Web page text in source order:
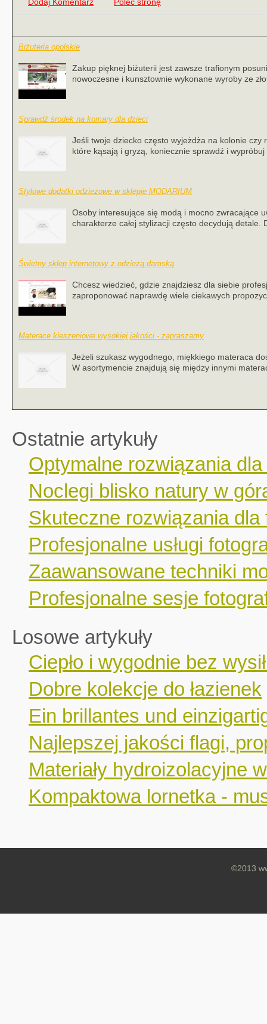
Dodaj Komentarz Poleć stronę
Biżuteria opolskie
Zakup pięknej biżuterii jest zawsze trafionym
nowoczesne i kunsztownie wykonane wyroby ze
Sprawdź środek na komary dla dzieci
Jeśli twoje dziecko często wyjeżdża na kolonie
które kąsają i gryzą, koniecznie sprawdź i
Stylowe dodatki odzieżowe w sklepie MODARIUM
Osoby interesujące się modą i mocno zwracające
charakterze całej stylizacji często decydują detale.
Świetny sklep internetowy z odzieżą damską
Chcesz wiedzieć, gdzie znajdziesz dla siebie
zaproponować naprawdę wiele ciekawych
Materace kieszeniowe wysokiej jakości - zapraszamy
Jeżeli szukasz wygodnego, miękkiego materaca
W asortymencie znajdują się między innymi
Ostatnie artykuły
Optymalne rozwiązania dla
Noclegi blisko natury w
Skuteczne rozwiązania
Profesjonalne usługi
Zaawansowane techniki
Profesjonalne sesje
Losowe artykuły
Ciepło i wygodnie bez
Dobre kolekcje do łazienek
Ein brillantes und
Najlepszej jakości flagi,
Materiały hydroizolacyjne
Kompaktowa lornetka -
©2013